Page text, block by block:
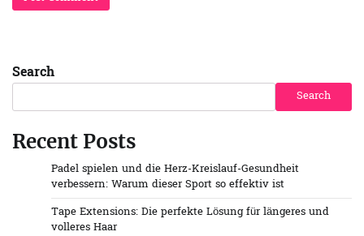
Search
Search
Recent Posts
Padel spielen und die Herz-Kreislauf-Gesundheit
verbessern: Warum dieser Sport so effektiv ist
Tape Extensions: Die perfekte Lösung für längeres und
volleres Haar